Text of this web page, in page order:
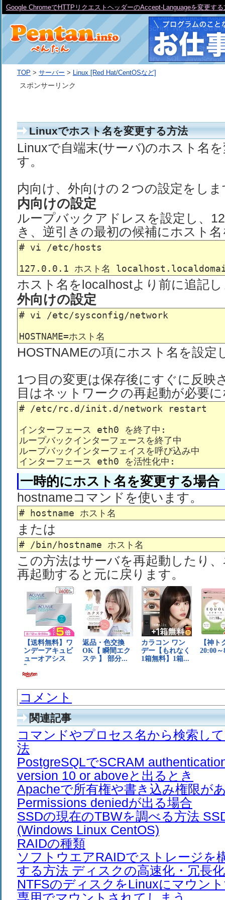
TOP > サーバー > Linux [Red Hat/CentOSなど]
Linuxでホスト名を変更する方法
Linuxで自端末(サーバ)のホスト名
す。
内向け、外向けの２つの設定をし
内向けの設定
ループバックアドレスを設定し、
き、逆引きの最初の候補にホスト
# vi /etc/hosts
ホスト名をlocalhostより前に追記
外向けの設定
# vi /etc/sysconfig/network
HOSTNAMEの項にホスト名を設定
1つ目の変更は保存後にすぐに反映
目はネットワークの再起動が必要
# /etc/rc.d/init.d/network restart
インターフェース eth0 を終了中:
ループバックインターフェースを終
ループバックインターフェイスを呼び
一時的にホスト名を変更する場合
hostnameコマンドを使います。
または
この方法はサーバを再起動したり
再起動すると元に戻ります。
コメント
関連記事
コマンドやプロセス名から検索し
法
PostgreSQLでSCRAM
version 10 or aboveと出るとき
Apacheで所有権や書き込み権限が
Permissions deniedが出る場合
SSDの現在のTBWを調べる方法
(Windows Linux CentOS)
RAIDの種類
ソフトウエアRAIDでストレージを
する方法 ディスクの高速化・冗長化
NTFSのディスクをLinuxにマウン
スポンサーリンク
Google ChromeでHTTPリクエストヘッダーのAccept-Languageを変更する